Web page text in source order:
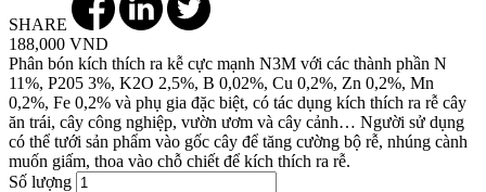
SHARE
188,000 VND
Phân bón kích thích ra kễ cực mạnh N3M với các thành phần N
11%, P205 3%, K2O 2,5%, B 0,02%, Cu 0,2%, Zn 0,2%, Mn
0,2%, Fe 0,2% và phụ gia đặc biệt, có tác dụng kích thích ra rễ cây
ăn trái, cây công nghiệp, vườn ươm và cây cảnh… Người sử dụng
có thể tưới sản phẩm vào gốc cây để tăng cường bộ rễ, nhúng cành
muốn giấm, thoa vào chỗ chiết để kích thích ra rễ.
Số lượng